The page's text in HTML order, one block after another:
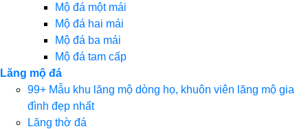
Mộ đá một mái
Mộ đá hai mái
Mộ đá ba mái
Mộ đá tam cấp
Lăng mộ đá
99+ Mẫu khu lăng mộ dòng họ, khuôn viên lăng mộ gia
đình đẹp nhất
Lăng thờ đá